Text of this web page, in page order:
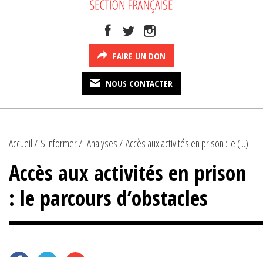
FAIRE UN DON
NOUS CONTACTER
Accueil S'informer Analyses Accès aux activités en prison : le (...)
Accès aux activités en prison
: le parcours d’obstacles